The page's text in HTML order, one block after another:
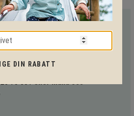
DIG HELA VÄGEN!
från produkter till säkerhet och
vi dig igenom hela projektet.
70 001eller maila oss
DIN RABATT